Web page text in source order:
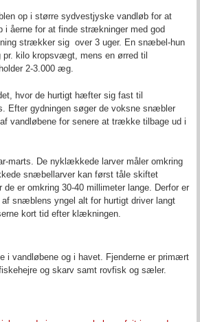
op i større sydvestjyske vandløb for at
i åerne for at finde strækninger med god
strækker sig over 3 uger. En snæbel-hun
kilo kropsvægt, mens en ørred til
2-3.000 æg.
hvor de hurtigt hæfter sig fast til
Efter gydningen søger de voksne snæbler
vandløbene for senere at trække tilbage ud i
marts. De nyklækkede larver måler omkring
snæbellarver kan først tåle skiftet
er omkring 30-40 millimeter lange. Derfor er
snæblens yngel alt for hurtigt driver langt
kort tid efter klækningen.
i vandløbene og i havet. Fjenderne er primært
og skarv samt rovfisk og sæler.